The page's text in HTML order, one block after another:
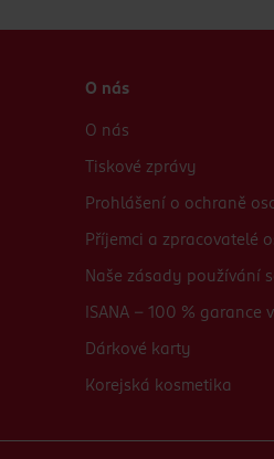
O nás
O nás
Tiskové zprávy
Prohlášení o ochraně
Příjemci a zpracovatelé
Naše zásady používání
ISANA - 100 % garance
Dárkové karty
Korejská kosmetika